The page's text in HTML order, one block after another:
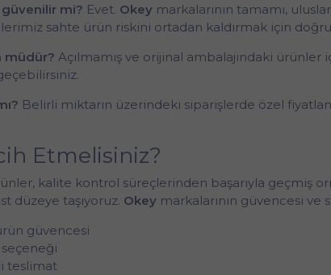
mi? Evet. Okey markalarının tamamı,
sahte ürün riskini ortadan kaldırmak için
müdür? Açılmamış ve orijinal ambalajındaki
Belirli miktarın üzerindeki siparişlerde özel
Etmelisiniz?
kalite kontrol süreçlerinden başarıyla geçmiş
düzeye taşıyoruz. Okey markalarının güvencesi
güvencesi
teslimat